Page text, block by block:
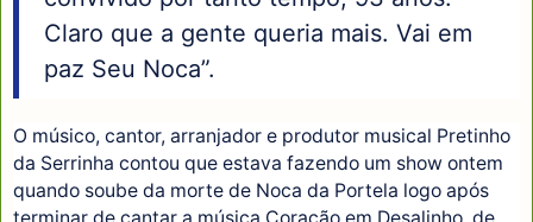
Claro que a gente queria mais. Vai em
paz Seu Noca”.
O músico, cantor, arranjador e produtor musical Pretinho
da Serrinha contou que estava fazendo um show ontem
quando soube da morte de Noca da Portela logo após